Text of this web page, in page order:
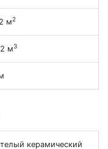
м2
м3
керамический